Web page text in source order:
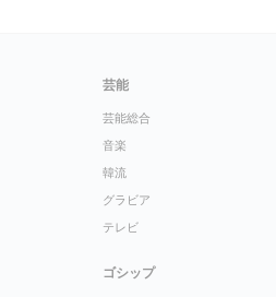
芸能
芸能総合
音楽
韓流
グラビア
テレビ
ゴシップ